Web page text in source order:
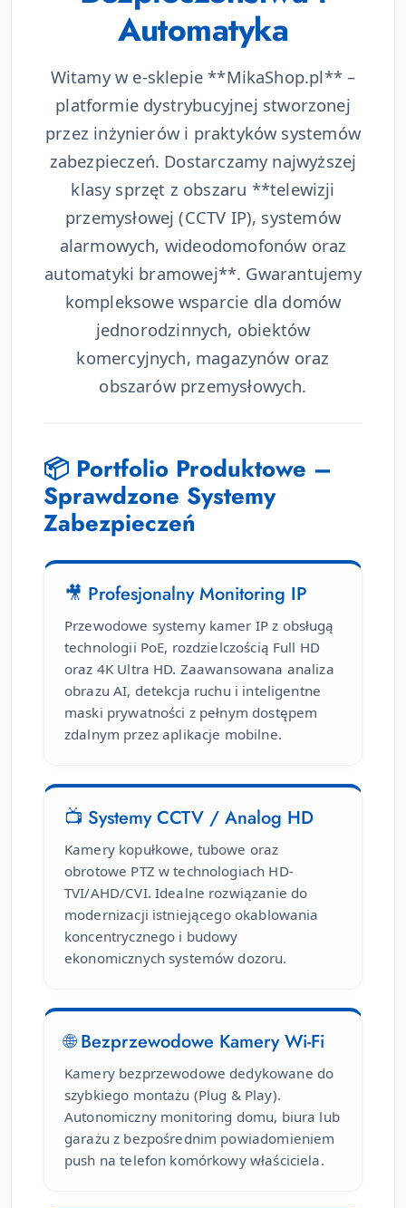
Automatyka
Witamy w e-sklepie **MikaShop.pl** –
platformie dystrybucyjnej stworzonej
przez inżynierów i praktyków systemów
zabezpieczeń. Dostarczamy najwyższej
klasy sprzęt z obszaru **telewizji
przemysłowej (CCTV IP), systemów
alarmowych, wideodomofonów oraz
automatyki bramowej**. Gwarantujemy
kompleksowe wsparcie dla domów
jednorodzinnych, obiektów
komercyjnych, magazynów oraz
obszarów przemysłowych.
📦 Portfolio Produktowe –
Sprawdzone Systemy
Zabezpieczeń
🎥 Profesjonalny Monitoring IP
Przewodowe systemy kamer IP z obsługą
technologii PoE, rozdzielczością Full HD
oraz 4K Ultra HD. Zaawansowana analiza
obrazu AI, detekcja ruchu i inteligentne
maski prywatności z pełnym dostępem
zdalnym przez aplikacje mobilne.
📺 Systemy CCTV / Analog HD
Kamery kopułkowe, tubowe oraz
obrotowe PTZ w technologiach HD-
TVI/AHD/CVI. Idealne rozwiązanie do
modernizacji istniejącego okablowania
koncentrycznego i budowy
ekonomicznych systemów dozoru.
🌐 Bezprzewodowe Kamery Wi-Fi
Kamery bezprzewodowe dedykowane do
szybkiego montażu (Plug & Play).
Autonomiczny monitoring domu, biura lub
garażu z bezpośrednim powiadomieniem
push na telefon komórkowy właściciela.